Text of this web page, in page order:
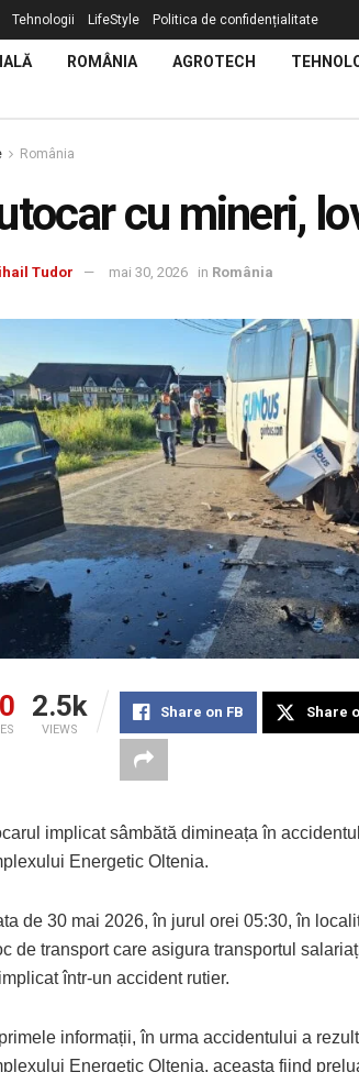
Tehnologii LifeStyle Politica de confidențialitate
ROMÂNIA AGROTECH
România
cu mineri,
Tudor mai 30, 2026 in România
2.5k
VIEWS
Share on FB Share
implicat sâmbătă dimineața în
Energetic Oltenia.
de 30 mai 2026, în jurul orei 05:30, în
de transport care asigura transportul
într-un accident rutier.
informații, în urma accidentului a
Energetic Oltenia, aceasta fiind